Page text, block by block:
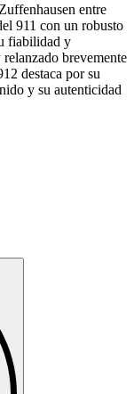
entre
911 con un robusto
fiabilidad y
brevemente
destaca por su
y su autenticidad